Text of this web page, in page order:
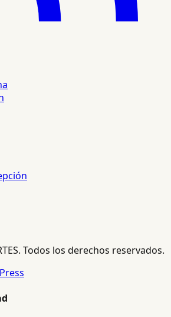
Todos los derechos reservados.